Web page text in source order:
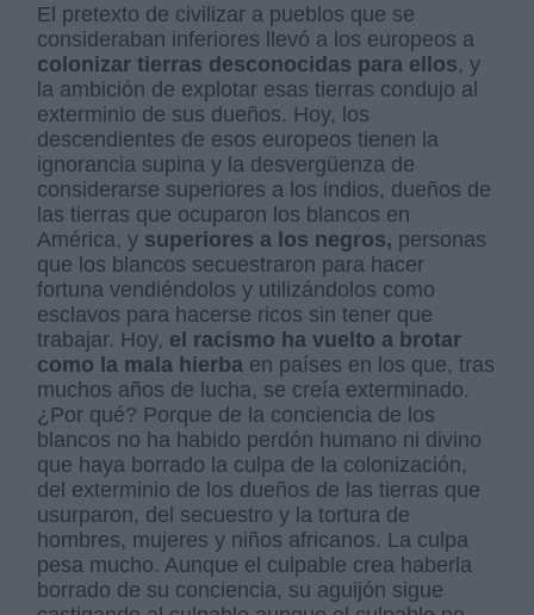
El pretexto de civilizar a pueblos que se
consideraban inferiores llevó a los europeos a
colonizar tierras desconocidas para ellos, y
la ambición de explotar esas tierras condujo al
exterminio de sus dueños. Hoy, los
descendientes de esos europeos tienen la
ignorancia supina y la desvergüenza de
considerarse superiores a los indios, dueños de
las tierras que ocuparon los blancos en
América, y superiores a los negros, personas
que los blancos secuestraron para hacer
fortuna vendiéndolos y utilizándolos como
esclavos para hacerse ricos sin tener que
trabajar. Hoy, el racismo ha vuelto a brotar
como la mala hierba en países en los que, tras
muchos años de lucha, se creía exterminado.
¿Por qué? Porque de la conciencia de los
blancos no ha habido perdón humano ni divino
que haya borrado la culpa de la colonización,
del exterminio de los dueños de las tierras que
usurparon, del secuestro y la tortura de
hombres, mujeres y niños africanos. La culpa
pesa mucho. Aunque el culpable crea haberla
borrado de su conciencia, su aguijón sigue